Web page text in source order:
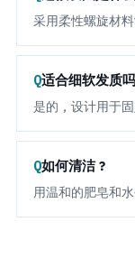
采用柔性螺旋材
适合细软发质
是的，设计用于
如何清洁？
用温和的肥皂和